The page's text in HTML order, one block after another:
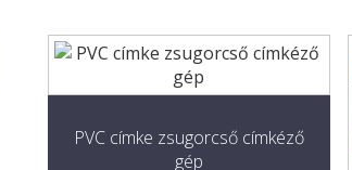
PVC címke zsugorcső címkéző
gép